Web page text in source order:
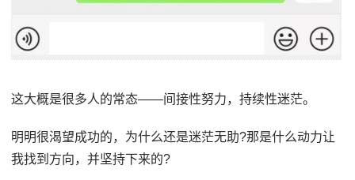
这大概是很多人的常态——间接性努力，持续性迷茫。
明明很渴望成功的，为什么还是迷茫无助?那是什么动力让
我找到方向，并坚持下来的?